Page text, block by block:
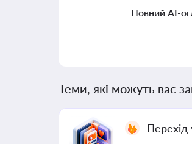
Повний AI-
Теми, які можуть вас
Перехід